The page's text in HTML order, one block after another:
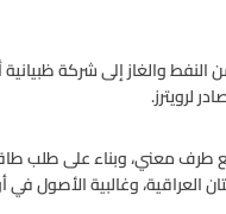
والغاز إلى شركة
لرويترز.
أن لديها اتفاقاً مع طرف معني،
العراقية، وغالبية الأصول في